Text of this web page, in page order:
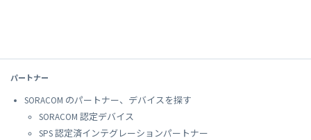
パートナー
SORACOM のパートナー、デバイスを探す
SORACOM 認定デバイス
SPS 認定済インテグレーションパートナー